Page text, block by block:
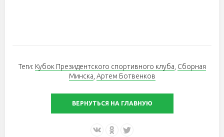
Теги: Кубок Президентского спортивного клуба Сборная
Минска Артем Ботвенков
ВЕРНУТЬСЯ НА ГЛАВНУЮ